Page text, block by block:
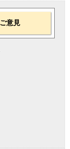
意見